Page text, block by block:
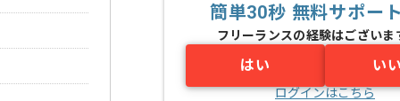
簡単30秒 無料サポー
フリーランスの経験はございま
はい い
ログインはこちら